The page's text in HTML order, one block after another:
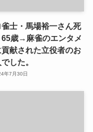
雀士・馬場裕一さん死
歳→麻雀のエンタメ
献された立役者のお
した。
年7月30日